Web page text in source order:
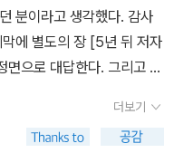
는 그녀가 서령대 4학년으
는 것이다. 정작 졸업
가 전혀 없다. 지도 교수와
작스럽게 교수의 눈밖에
녀는 '바생바사'의 '바순
고 말하지 않는 것처럼, <
들로 구성되는 것으로 파악
없다. 그 이유인즉 신의 존
떤 이전이나 이후도 있을 수
고 있는 개념을 파괴하지
분이라고 생각했다. 감사
에 별도의 장 [5년 뒤 저자
으로 대답한다. 그리고 질
가, 어떻게 살 때 나는 기
운 시대의 윤리적 물음이라
더보기